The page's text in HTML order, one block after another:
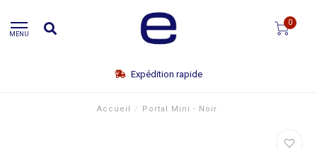
MENU
0
Expédition rapide
Accueil / Portal Mini - Noir